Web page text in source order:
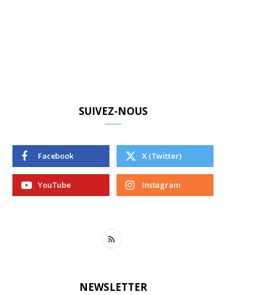
SUIVEZ-NOUS
Facebook X (Twitter)
YouTube Instagram
R
NEWSLETTER